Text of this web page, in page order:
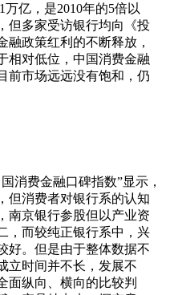
亿，是2010年的5倍以
但多家受访银行均向《投
融政策红利的不断释放，
相对低位，中国消费金融
前市场远远没有饱和，仍
费金融口碑指数”显示，
但消费者对银行系的认知
南京银行参股但以产业资
，而较纯正银行系中，兴
好。但是由于整体数据不
立时间并不长，发展不
面纵向、横向的比较判